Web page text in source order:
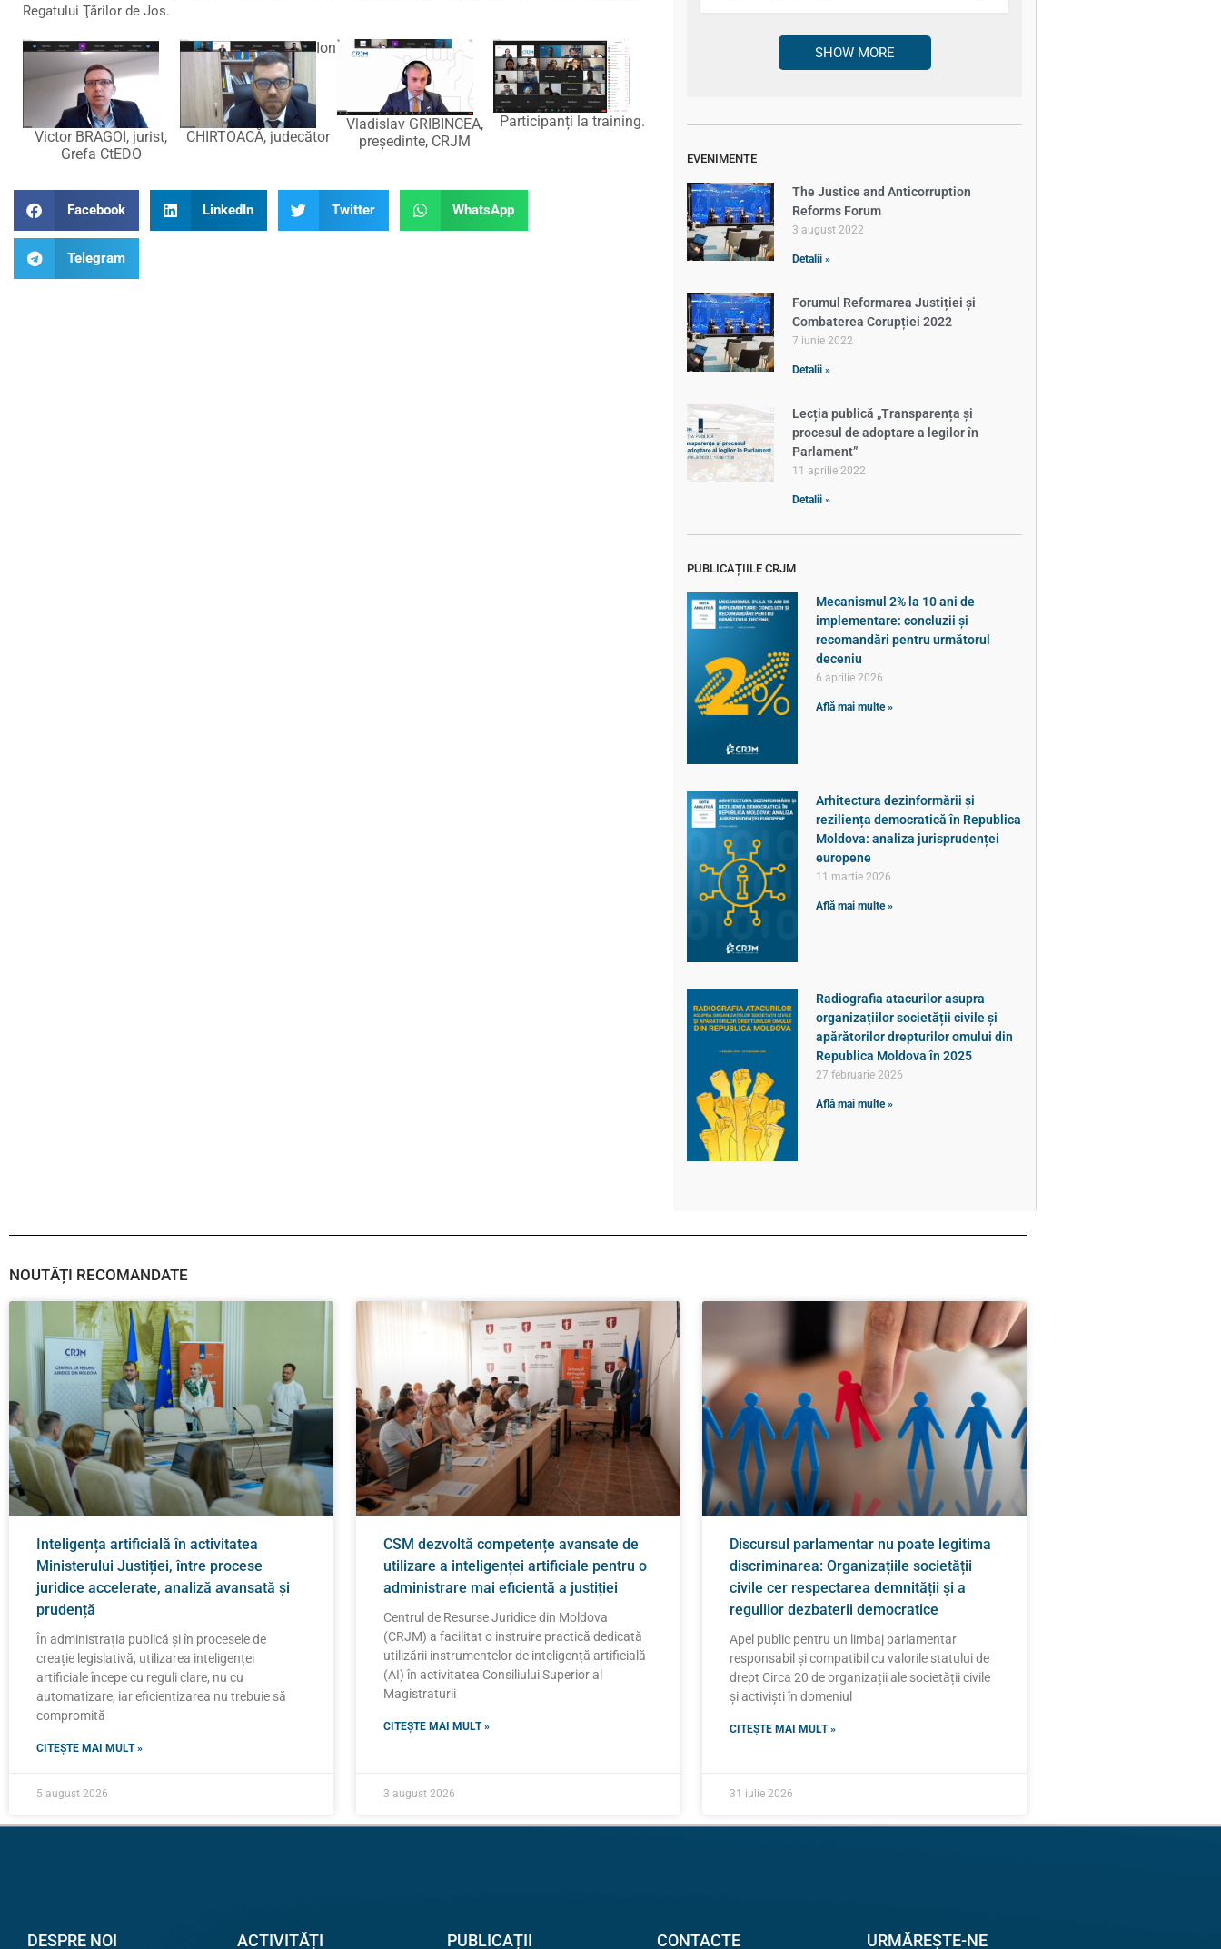
Regatului Ţărilor de Jos.
Victor BRAGOI, jurist,
Grefa CtEDO
Ion
CHIRTOACĂ, judecător
Vladislav GRIBINCEA,
președinte, CRJM
Participanți la training.
Facebook LinkedIn Twitter WhatsApp
Telegram
SHOW MORE
EVENIMENTE
The Justice and Anticorruption
Reforms Forum
3 august 2022
Detalii »
Forumul Reformarea Justiției și
Combaterea Corupției 2022
7 iunie 2022
Detalii »
Lecția publică „Transparența și
procesul de adoptare a legilor în
Parlament”
11 aprilie 2022
Detalii »
PUBLICAȚIILE CRJM
Mecanismul 2% la 10 ani de
implementare: concluzii și
recomandări pentru următorul
deceniu
6 aprilie 2026
Află mai multe »
Arhitectura dezinformării și
reziliența democratică în Republica
Moldova: analiza jurisprudenței
europene
11 martie 2026
Află mai multe »
Radiografia atacurilor asupra
organizațiilor societății civile și
apărătorilor drepturilor omului din
Republica Moldova în 2025
27 februarie 2026
Află mai multe »
NOUTĂȚI RECOMANDATE
Inteligența artificială în activitatea
Ministerului Justiției, între procese
juridice accelerate, analiză avansată și
prudență
În administrația publică și în procesele de
creație legislativă, utilizarea inteligenței
artificiale începe cu reguli clare, nu cu
automatizare, iar eficientizarea nu trebuie să
compromită
CITEȘTE MAI MULT »
5 august 2026
CSM dezvoltă competențe avansate de
utilizare a inteligenței artificiale pentru o
administrare mai eficientă a justiției
Centrul de Resurse Juridice din Moldova
(CRJM) a facilitat o instruire practică dedicată
utilizării instrumentelor de inteligență artificială
(AI) în activitatea Consiliului Superior al
Magistraturii
CITEȘTE MAI MULT »
3 august 2026
Discursul parlamentar nu poate legitima
discriminarea: Organizațiile societății
civile cer respectarea demnității și a
regulilor dezbaterii democratice
Apel public pentru un limbaj parlamentar
responsabil și compatibil cu valorile statului de
drept Circa 20 de organizații ale societății civile
și activiști în domeniul
CITEȘTE MAI MULT »
31 iulie 2026
DESPRE NOI ACTIVITĂȚI PUBLICAȚII CONTACTE URMĂREȘTE-NE